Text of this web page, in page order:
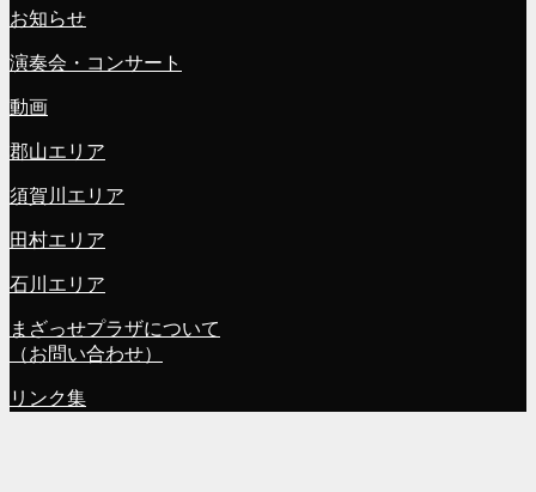
お知らせ
演奏会・コンサート
動画
郡山エリア
須賀川エリア
田村エリア
石川エリア
まざっせプラザについて
（お問い合わせ）
リンク集